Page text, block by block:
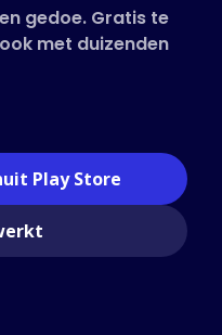
gedoe. Gratis te
met duizenden
Play Store